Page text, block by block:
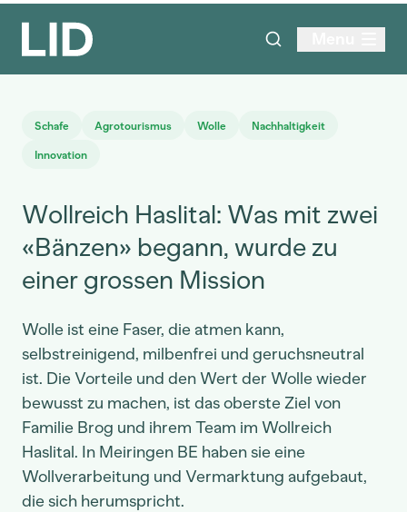
Schafe Agrotourismus Wolle Nachhaltigkeit
Innovation
Wollreich Haslital: Was mit zwei
«Bänzen» begann, wurde zu
einer grossen Mission
Wolle ist eine Faser, die atmen kann,
selbstreinigend, milbenfrei und geruchsneutral
ist. Die Vorteile und den Wert der Wolle wieder
bewusst zu machen, ist das oberste Ziel von
Familie Brog und ihrem Team im Wollreich
Haslital. In Meiringen BE haben sie eine
Wollverarbeitung und Vermarktung aufgebaut,
die sich herumspricht.